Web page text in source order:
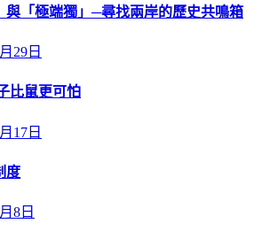
與「極端獨」─尋找兩岸的歷史共鳴箱
29日
比鼠更可怕
17日
度
8日